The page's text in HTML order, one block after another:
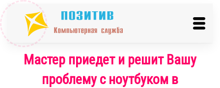
Мастер приедет и решит Вашу
проблему с ноутбуком в